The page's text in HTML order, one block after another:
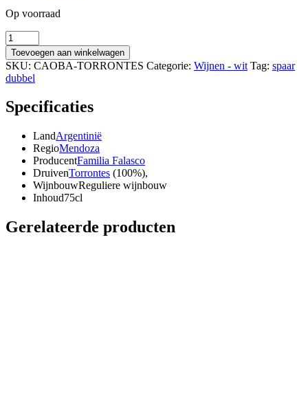
Op voorraad
Familia
Falasco
Caoba
Torrontes
2023
Toevoegen aan winkelwagen
SKU: CAOBA-TORRONTES Categorie: Wijnen - wit Tag: spaar
dubbel
Specificaties
LandArgentinië
RegioMendoza
ProducentFamilia Falasco
DruivenTorrontes (100%),
WijnbouwReguliere wijnbouw
Inhoud75cl
Gerelateerde producten